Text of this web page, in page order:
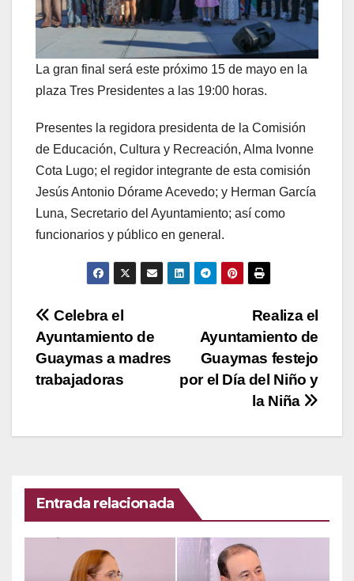
La gran final será este próximo 15 de mayo en la
plaza Tres Presidentes a las 19:00 horas.
Presentes la regidora presidenta de la Comisión
de Educación, Cultura y Recreación, Alma Ivonne
Cota Lugo; el regidor integrante de esta comisión
Jesús Antonio Dórame Acevedo; y Herman García
Luna, Secretario del Ayuntamiento; así como
funcionarios y público en general.
Navegación
de
entradas
Realiza el
Ayuntamiento de
Guaymas festejo
por el Día del Niño y
la Niña
Celebra el
Ayuntamiento de
Guaymas a madres
trabajadoras
Entrada relacionada